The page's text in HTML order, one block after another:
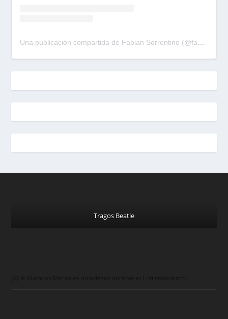
Una publicación compartida de Fabian Sorrentino (@fabiansonria)
Tragos Beatle